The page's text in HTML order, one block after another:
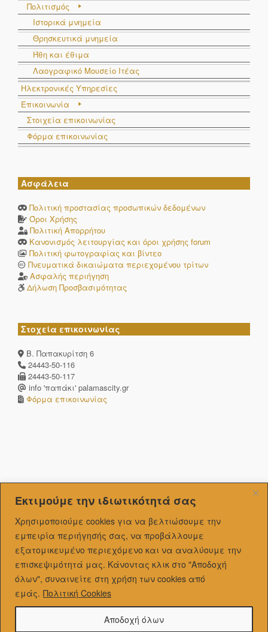
Εκτιμούμε την ιδιωτικότητά σας
Χρησιμοποιούμε cookies για να βελτιώσουμε την
εμπειρία περιήγησής σας, να προβάλλουμε
εξατομικευμένo περιεχόμενο και να αναλύουμε την
επισκεψιμότητά μας. Κάνοντας κλικ στο "Αποδοχή
όλων", συναινείτε στη χρήση των cookies από
εμάς. Πολιτική Cookies
Αποδοχή όλων
Πολιτισμός
Ιστορικά μνημεία
Θρησκευτικά μνημεία
Ήθη και έθιμα
Λαογραφικό Μουσείο Ιτέας
Ηλεκτρονικές Υπηρεσίες
Επικοινωνία
Στοιχεία επικοινωνίας
Φόρμα επικοινωνίας
Ασφάλεια
Πολιτική προστασίας προσωπικών δεδομένων
Όροι Χρήσης
Πολιτική Απορρήτου
Κανονισμός λειτουργίας και όροι χρήσης forum
Πολιτική φωτογραφίας και βίντεο
Πνευματικά δικαιώματα περιεχομένου τρίτων
Ασφαλής περιήγηση
Δήλωση Προσβασιμότητας
Στοχεία επικοινωνίας
Β. Παπακυρίτση 6
24443-50-116
24443-50-117
info 'παπάκι' palamascity.gr
Φόρμα επικοινωνίας